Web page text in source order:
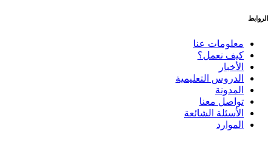
الروابط
معلومات عنا
كيف نعمل؟
الأخبار
الدروس التعليمية
المدونة
تواصل معنا
الأسئلة الشائعة
الموارد